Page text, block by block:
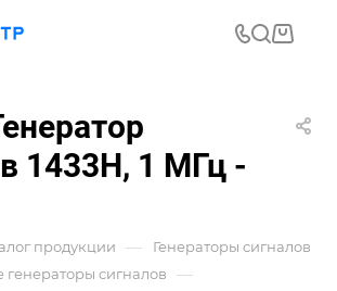
1433H, 1 МГц -
продукции — Генераторы сигналов
генераторы сигналов —